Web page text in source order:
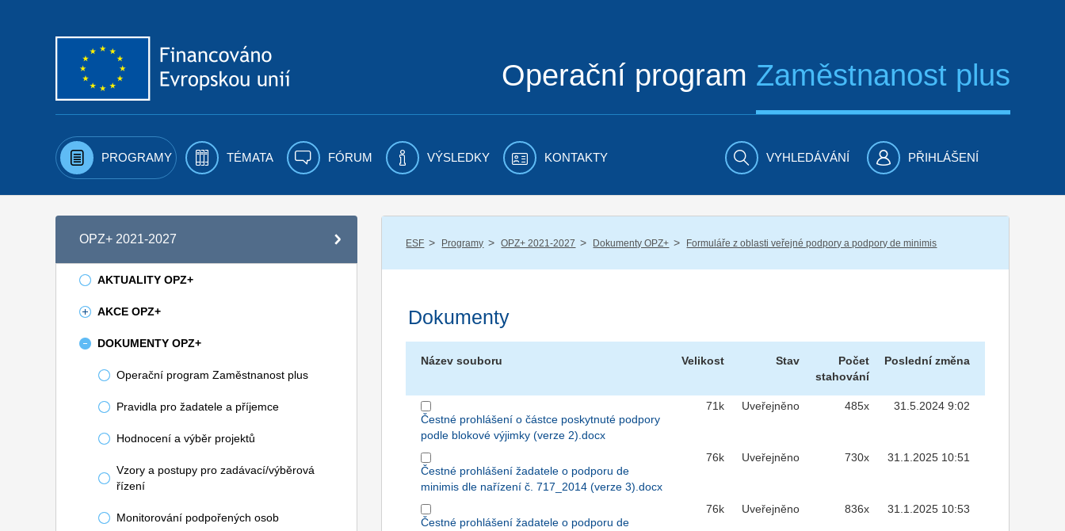
Operační program Zaměstnanost plus
PROGRAMY TÉMATA FÓRUM VÝSLEDKY KONTAKTY VYHLEDÁVÁNÍ PŘIHLÁŠENÍ
OPZ+ 2021-2027
AKTUALITY OPZ+
AKCE OPZ+
DOKUMENTY OPZ+
Operační program Zaměstnanost plus
Pravidla pro žadatele a příjemce
Hodnocení a výběr projektů
Vzory a postupy pro zadávací/výběrová
řízení
Monitorování podpořených osob
ESF / Programy / OPZ+ 2021-2027 / Dokumenty OPZ+ / Formuláře z oblasti veřejné podpory a podpory de minimis
Dokumenty
Název souboru Velikost Stav
Počet
stahování
Poslední změna
Čestné prohlášení o částce poskytnuté podpory
podle blokové výjimky (verze 2).docx
71k Uveřejněno 485x 31.5.2024 9:02
Čestné prohlášení žadatele o podporu de
minimis dle nařízení č. 717_2014 (verze 3).docx
76k Uveřejněno 730x 31.1.2025 10:51
Čestné prohlášení žadatele o podporu de
76k Uveřejněno 836x 31.1.2025 10:53